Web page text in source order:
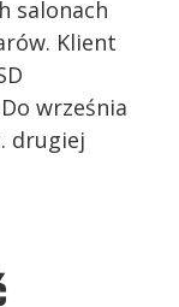
salonach
Klient
września
drugiej